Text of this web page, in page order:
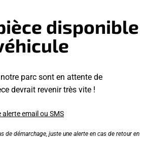
disponible
parc sont en attente de
devrait revenir très vite !
email ou SMS
de démarchage, juste une alerte en cas de retour en